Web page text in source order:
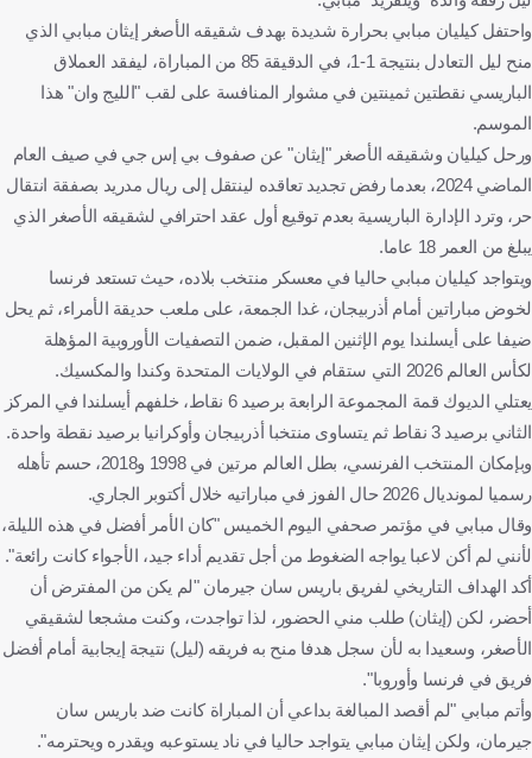
واحتفل كيليان مبابي بحرارة شديدة بهدف شقيقه الأصغر إيثان مبابي الذي
منح ليل التعادل بنتيجة 1-1، في الدقيقة 85 من المباراة، ليفقد العملاق
الباريسي نقطتين ثمينتين في مشوار المنافسة على لقب "الليج وان" هذا
الموسم.
ورحل كيليان وشقيقه الأصغر "إيثان" عن صفوف بي إس جي في صيف العام
الماضي 2024، بعدما رفض تجديد تعاقده لينتقل إلى ريال مدريد بصفقة انتقال
حر، وترد الإدارة الباريسية بعدم توقيع أول عقد احترافي لشقيقه الأصغر الذي
يبلغ من العمر 18 عاما.
ويتواجد كيليان مبابي حاليا في معسكر منتخب بلاده، حيث تستعد فرنسا
لخوض مباراتين أمام أذربيجان، غدا الجمعة، على ملعب حديقة الأمراء، ثم يحل
ضيفا على أيسلندا يوم الإثنين المقبل، ضمن التصفيات الأوروبية المؤهلة
لكأس العالم 2026 التي ستقام في الولايات المتحدة وكندا والمكسيك.
يعتلي الديوك قمة المجموعة الرابعة برصيد 6 نقاط، خلفهم أيسلندا في المركز
الثاني برصيد 3 نقاط ثم يتساوى منتخبا أذربيجان وأوكرانيا برصيد نقطة واحدة.
وبإمكان المنتخب الفرنسي، بطل العالم مرتين في 1998 و2018، حسم تأهله
رسميا لمونديال 2026 حال الفوز في مباراتيه خلال أكتوبر الجاري.
وقال مبابي في مؤتمر صحفي اليوم الخميس "كان الأمر أفضل في هذه الليلة،
لأنني لم أكن لاعبا يواجه الضغوط من أجل تقديم أداء جيد، الأجواء كانت رائعة".
أكد الهداف التاريخي لفريق باريس سان جيرمان "لم يكن من المفترض أن
أحضر، لكن (إيثان) طلب مني الحضور، لذا تواجدت، وكنت مشجعا لشقيقي
الأصغر، وسعيدا به لأن سجل هدفا منح به فريقه (ليل) نتيجة إيجابية أمام أفضل
فريق في فرنسا وأوروبا".
وأتم مبابي "لم أقصد المبالغة بداعي أن المباراة كانت ضد باريس سان
جيرمان، ولكن إيثان مبابي يتواجد حاليا في ناد يستوعبه ويقدره ويحترمه".